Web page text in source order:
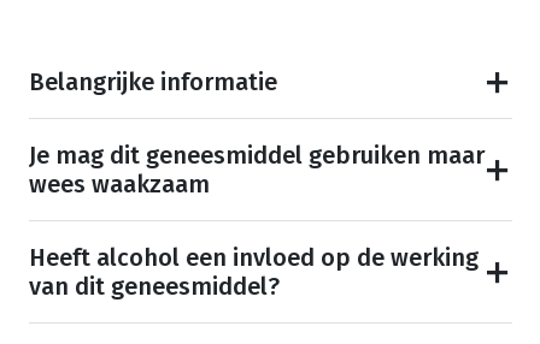
Belangrijke informatie
Je mag dit geneesmiddel gebruiken maar
wees waakzaam
Heeft alcohol een invloed op de werking
van dit geneesmiddel?